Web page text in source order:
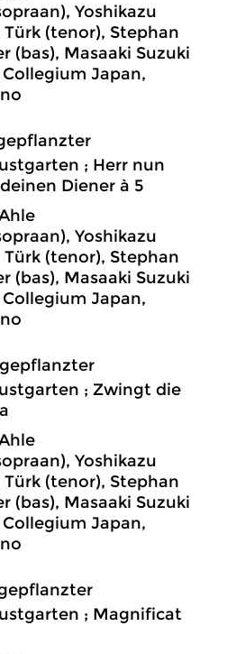
Yoshikazu
(tenor), Stephan
(bas), Masaaki Suzuki
Japan,
; Herr nun
Diener à 5
Yoshikazu
(tenor), Stephan
(bas), Masaaki Suzuki
Japan,
; Zwingt die
Yoshikazu
(tenor), Stephan
(bas), Masaaki Suzuki
Japan,
; Magnificat